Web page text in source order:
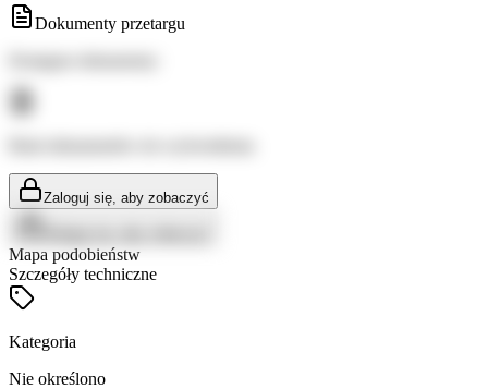
Dokumenty przetargu
Zaloguj się, aby zobaczyć
Mapa podobieństw
Szczegóły techniczne
Kategoria
Nie określono